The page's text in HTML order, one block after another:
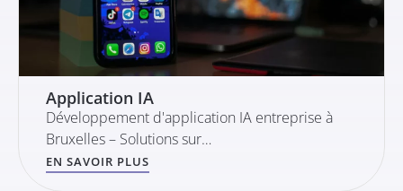
Application IA
Développement d'application IA entreprise à
Bruxelles – Solutions sur…
EN SAVOIR PLUS